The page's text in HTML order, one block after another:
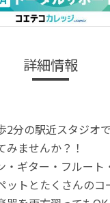
詳細情報
2分の駅近スタジオ
みませんか？！
・ギター・フルート
ットとたくさんのコ